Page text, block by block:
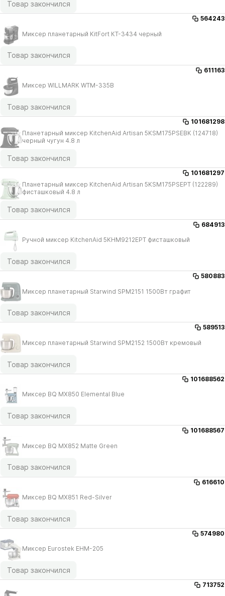
Товар закончился
564243
Миксер планетарный KitFort КТ-3434 черный
Товар закончился
611163
Миксер WILLMARK WTM-335B
Товар закончился
101681298
Планетарный миксер KitchenAid Artisan 5KSM175PSEBK (124718)
черный чугун 4.8 л
Товар закончился
101681297
Планетарный миксер KitchenAid Artisan 5KSM175PSEPT (122289)
фисташковый 4.8 л
Товар закончился
684913
Ручной миксер KitchenAid 5KHM9212EPT фисташковый
Товар закончился
580883
Миксер планетарный Starwind SPM2151 1500Вт графит
Товар закончился
589513
Миксер планетарный Starwind SPM2152 1500Вт кремовый
Товар закончился
101688562
Миксер BQ MX850 Elemental Blue
Товар закончился
101688567
Миксер BQ MX852 Matte Green
Товар закончился
616610
Миксер BQ MX851 Red-Silver
Товар закончился
574980
Миксер Eurostek EHM-205
Товар закончился
713752